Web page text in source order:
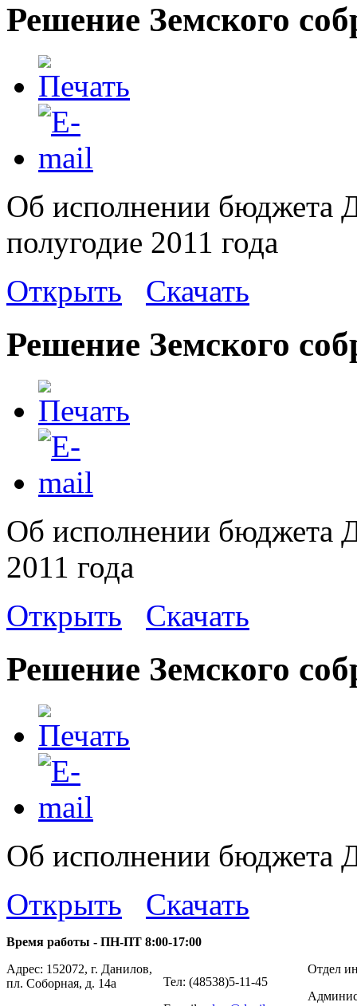
Решение Земского
Об исполнении бюджета
полугодие 2011 года
Открыть
Скачать
Решение Земского
Об исполнении бюджета
2011 года
Открыть
Скачать
Решение Земского
Об исполнении бюджета
Открыть
Скачать
Время работы - ПН-ПТ 8:00-17:00
Адрес: 152072, г. Данилов,
пл. Соборная, д. 14а
Тел: (48538)5-11-45
Отдел